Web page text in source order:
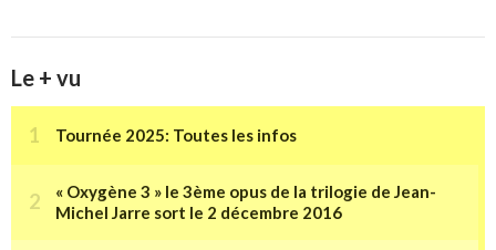
Le + vu